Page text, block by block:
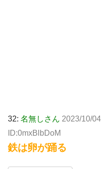
32: 名無しさん 2023/10/
ID:0mxBlbDoM
鉄は卵が踊る